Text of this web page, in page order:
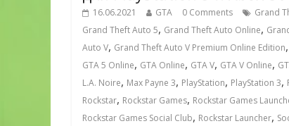
16.06.2021 GTA 0 Comments Grand
Grand Theft Auto 5, Grand Theft Auto Online,
Auto V, Grand Theft Auto V Premium Online Edition,
GTA 5 Online, GTA Online, GTA V, GTA V Online,
L.A. Noire, Max Payne 3, PlayStation, PlayStation 3,
Rockstar, Rockstar Games, Rockstar Games
Rockstar Games Social Club, Rockstar Launcher,